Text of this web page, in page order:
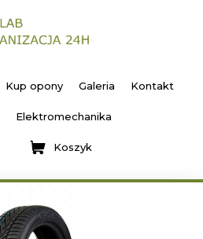
Kup opony Galeria Kontakt
Elektromechanika
Koszyk